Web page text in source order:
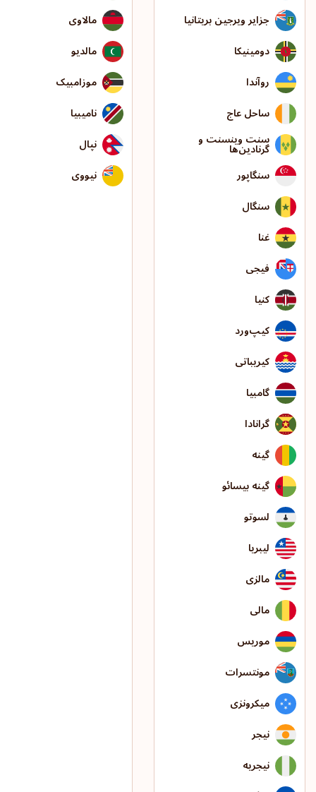
جزایر ویرجین بریتانیا
دومینیکا
روآندا
ساحل عاج
سنت وینسنت و
گرنادین‌ها
سنگاپور
سنگال
غنا
فیجی
کنیا
کیپ‌ورد
کیریباتی
گامبیا
گرانادا
گینه
گینه بیسائو
لسوتو
لیبریا
مالزی
مالی
موریس
مونتسرات
میکرونزی
نیجر
نیجریه
مالاوی
مالدیو
موزامبیک
نامیبیا
نپال
نیووی